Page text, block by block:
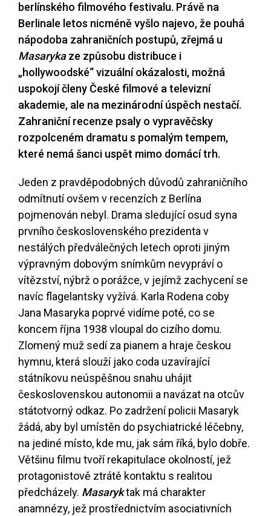
berlínského filmového festivalu. Právě na
Berlinale letos nicméně vyšlo najevo, že pouhá
nápodoba zahraničních postupů, zřejmá u
Masarykaze způsobu distribuce i
„hollywoodské“ vizuální okázalosti, možná
uspokojí členy České filmové a televizní
akademie, ale na mezinárodní úspěch nestačí.
Zahraniční recenze psaly o vypravěčsky
rozpolceném dramatu s pomalým tempem,
které nemá šanci uspět mimo domácí trh.
Jeden z pravděpodobných důvodů zahraničního
odmítnutí ovšem v recenzích z Berlína
pojmenován nebyl. Drama sledující osud syna
prvního československého prezidenta v
nestálých předválečných letech oproti jiným
výpravným dobovým snímkům nevypráví o
vítězství, nýbrž o porážce, v jejímž zachycení se
navíc flagelantsky vyžívá. Karla Rodena coby
Jana Masaryka poprvé vidíme poté, co se
koncem října 1938 vloupal do cizího domu.
Zlomený muž sedí za pianem a hraje českou
hymnu, která slouží jako coda uzavírající
státníkovu neúspěšnou snahu uhájit
československou autonomii a navázat na otcův
státotvorný odkaz. Po zadržení policii Masaryk
žádá, aby byl umístěn do psychiatrické léčebny,
na jediné místo, kde mu, jak sám říká, bylo dobře.
Většinu filmu tvoří rekapitulace okolností, jež
protagonistově ztrátě kontaktu s realitou
předcházely. Masaryktak má charakter
anamnézy, jež prostřednictvím asociativních